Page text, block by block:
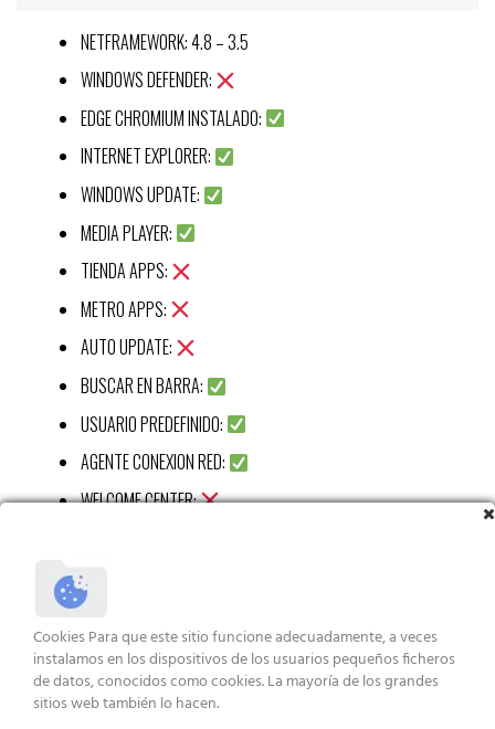
NETFRAMEWORK: 4.8 – 3.5
WINDOWS DEFENDER:
EDGE CHROMIUM INSTALADO:
INTERNET EXPLORER:
WINDOWS UPDATE:
MEDIA PLAYER:
TIENDA APPS:
METRO APPS:
AUTO UPDATE:
BUSCAR EN BARRA:
USUARIO PREDEFINIDO:
AGENTE CONEXION RED:
WELCOME CENTER:
RECORTES APP:
STICKY APP:
VISUALIZ WIN 7:
XBOX APP:
Cookies Para que este sitio funcione adecuadamente, a veces
instalamos en los dispositivos de los usuarios pequeños ficheros
de datos, conocidos como cookies. La mayoría de los grandes
sitios web también lo hacen.